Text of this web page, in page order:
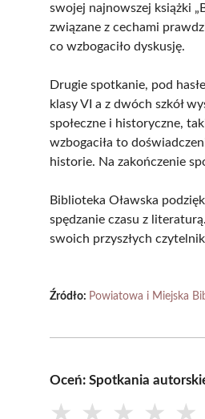
swojej najnowszej książki
związane z cechami
co wzbogaciło dyskusję.
Drugie spotkanie, pod
klasy VI a z dwóch szkół
społeczne i historyczne,
wzbogaciła to
historie. Na zakończenie
Biblioteka Oławska
spędzanie czasu z
swoich przyszłych
Źródło: Powiatowa i Miejska
Oceń: Spotkania
★ ★ ★ ★ ★